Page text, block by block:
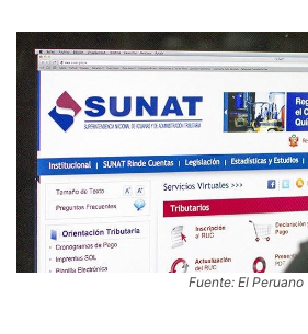
Fuente: El Peruano